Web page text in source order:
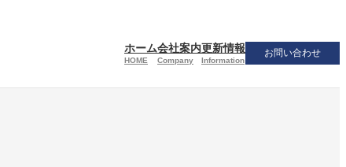
ホーム
HOME
会社案内
Company
更新情報
Information
お問い合わせ